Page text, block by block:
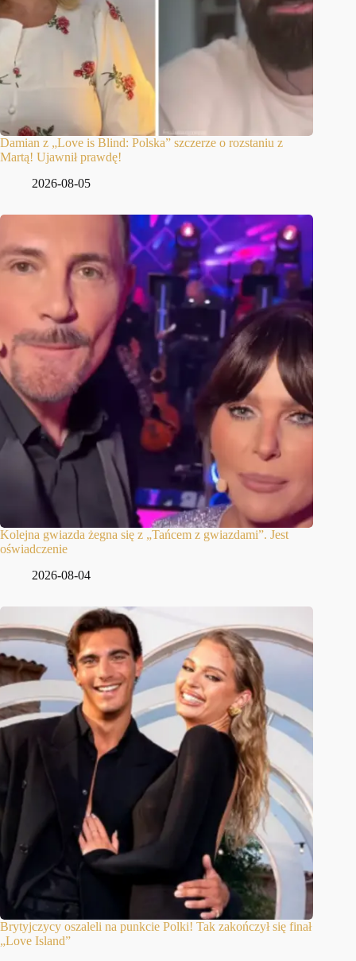
Damian z „Love is Blind: Polska” szczerze o rozstaniu z
Martą! Ujawnił prawdę!
2026-08-05
Kolejna gwiazda żegna się z „Tańcem z gwiazdami”. Jest
oświadczenie
2026-08-04
Brytyjczycy oszaleli na punkcie Polki! Tak zakończył się finał
„Love Island”